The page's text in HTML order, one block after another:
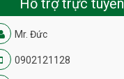
Hỗ trợ trực tuyến
Mr. Đức
0902121128